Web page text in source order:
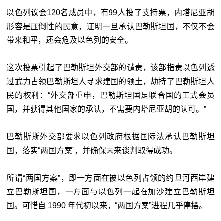
以色列议会120名成员中，有99人投了支持票，内塔尼亚胡
形容是压倒性的民意，证明一旦承认巴勒斯坦国，不仅不会
带来和平，还会危及以色列的安全。
这次投票引起了巴勒斯坦外交部的谴责，该部指责以色列透
过武力占领巴勒斯坦人寻求建国的领土，劫持了巴勒斯坦人
民的权利：“外交部重申，巴勒斯坦国是联合国的正式会员
国，并获得其他国家的承认，不需要内塔尼亚胡的认可。”
巴勒斯斯外交部要求以色列政府根据国际法承认巴勒斯坦
国，落实“两国方案”，并确保未来谈判取得成功。
所谓“两国方案”，即一方面在被以色列占领的约旦河西岸建
立巴勒斯坦国，一方面与以色列一起在加沙建立巴勒斯坦
国。可惜自 1990 年代初以来，“两国方案”进程几乎停摆。